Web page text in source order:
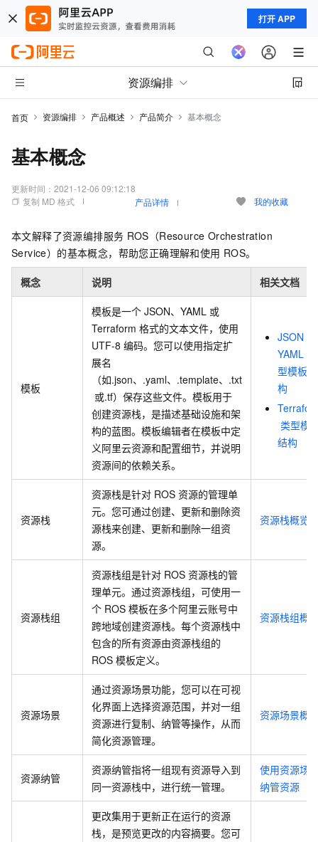
打开 APP
资源编排
首页 资源编排 产品概述 产品简介 基本概念
基本概念
更新时间： 2021-12-06 09:12:18
复制 MD 格式
产品详情 我的收藏
本文解释了资源编排服务 ROS（Resource Orchestration
Service）的基本概念，帮助您正确理解和使用 ROS。
概念 说明 相关文档
模板
模板是一个 JSON、YAML 或
Terraform 格式的文本文件，使用
UTF-8 编码。您可以使用指定扩
展名
（如.json、.yaml、.template、.txt
或.tf）保存这些文件。模板用于
创建资源栈，是描述基础设施和架
构的蓝图。模板编辑者在模板中定
义阿里云资源和配置细节，并说明
资源间的依赖关系。
JSON
YAML
型模板结
构
类型模
结构
资源栈
资源栈是针对 ROS 资源的管理单
元。您可通过创建、更新和删除资
源栈来创建、更新和删除一组资
源。
资源栈概览
资源栈组
资源栈组是针对 ROS 资源栈的管
理单元。通过资源栈组，可使用一
个 ROS 模板在多个阿里云账号中
跨地域创建资源栈。每个资源栈中
包含的所有资源由资源栈组的
ROS 模板定义。
资源栈组概
资源场景
通过资源场景功能，您可以在可视
化界面上选择资源范围，并对一组
资源进行复制、纳管等操作，从而
简化资源管理。
资源场景概
资源纳管
资源纳管指将一组现有资源导入到
同一资源栈中，进行统一管理。
使用资源场
纳管资源
更改集用于更新正在运行的资源
栈，是预览更改的内容摘要。您可